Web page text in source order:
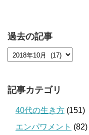
過去の記事
記事カテゴリ
40代の生き方 (151)
エンパワメント (82)